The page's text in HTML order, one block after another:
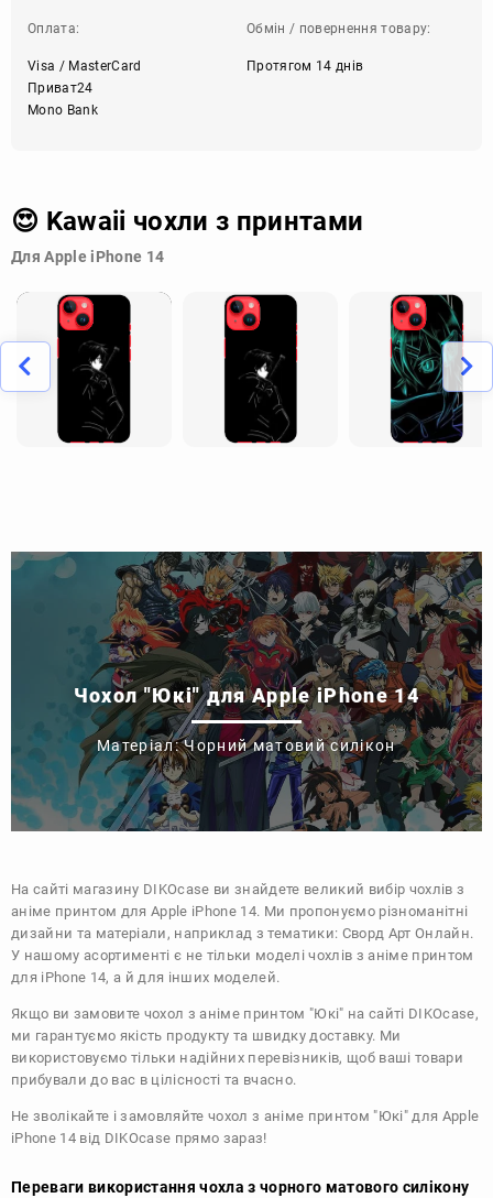
Оплата:
Visa / MasterCard
Приват24
Mono Bank
Обмін / повернення товару:
Протягом 14 днів
😍 Kawaii чохли з принтами
Для Apple iPhone 14
Чохол "Юкі" для Apple iPhone 14
Матеріал: Чорний матовий силікон
На сайті магазину DIKOcase ви знайдете великий вибір чохлів з
аніме принтом для Apple iPhone 14. Ми пропонуємо різноманітні
дизайни та матеріали, наприклад з тематики: Сворд Арт Онлайн.
У нашому асортименті є не тільки моделі чохлів з аніме принтом
для iPhone 14, а й для інших моделей.
Якщо ви замовите чохол з аніме принтом "Юкі" на сайті DIKOcase,
ми гарантуємо якість продукту та швидку доставку. Ми
використовуємо тільки надійних перевізників, щоб ваші товари
прибували до вас в цілісності та вчасно.
Не зволікайте і замовляйте чохол з аніме принтом "Юкі" для Apple
iPhone 14 від DIKOcase прямо зараз!
Переваги використання чохла з чорного матового силікону